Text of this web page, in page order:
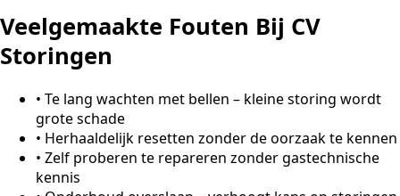
Veelgemaakte Fouten Bij CV
Storingen
• Te lang wachten met bellen – kleine storing wordt
grote schade
• Herhaaldelijk resetten zonder de oorzaak te kennen
• Zelf proberen te repareren zonder gastechnische
kennis